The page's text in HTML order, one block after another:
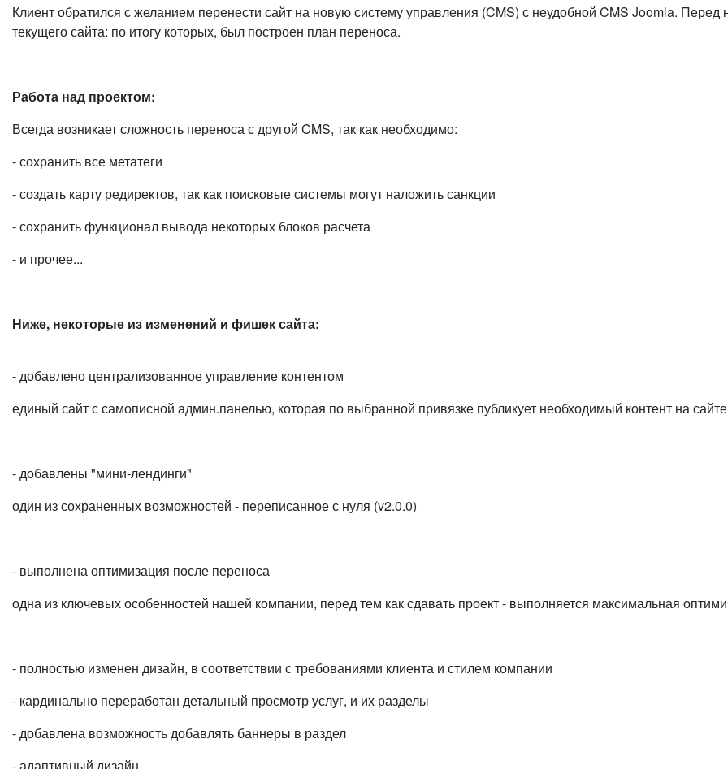
Клиент обратился с желанием перенести сайт на новую систему управления (CMS) с неудобной CMS Joomla.
текущего сайта: по итогу которых, был построен план переноса.
Работа над проектом:
Всегда возникает сложность переноса с другой CMS, так как необходимо:
- сохранить все метатеги
- создать карту редиректов, так как поисковые системы могут наложить санкции
- сохранить функционал вывода некоторых блоков расчета
- и прочее...
Ниже, некоторые из изменений и фишек сайта:
- добавлено централизованное управление контентом
единый сайт с самописной админ.панелью, которая по выбранной привязке публикует необходимый контент на
- добавлены "мини-лендинги"
один из сохраненных возможностей - переписанное с нуля (v2.0.0)
- выполнена оптимизация после переноса
одна из ключевых особенностей нашей компании, перед тем как сдавать проект - выполняется максимальная
- полностью изменен дизайн, в соответствии с требованиями клиента и стилем компании
- кардинально переработан детальный просмотр услуг, и их разделы
- добавлена возможность добавлять баннеры в раздел